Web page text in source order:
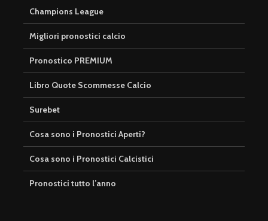
Champions League
Migliori pronostici calcio
Pronostico PREMIUM
Libro Quote Scommesse Calcio
Surebet
Cosa sono i Pronostici Aperti?
Cosa sono i Pronostici Calcistici
Pronostici tutto l’anno